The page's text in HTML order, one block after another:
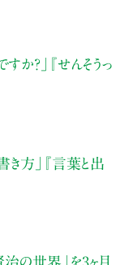
か？」
『せんそうっ
き方」
『言葉と出
治の世界」を3ヶ月